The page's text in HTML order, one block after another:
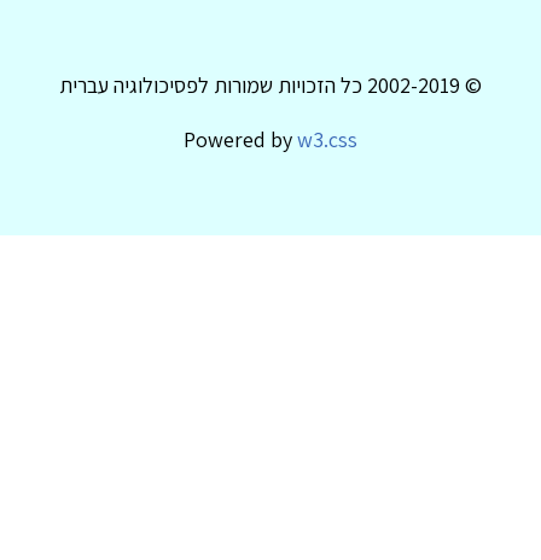
© 2002-2019 כל הזכויות שמורות לפסיכולוגיה עברית
Powered byw3.css